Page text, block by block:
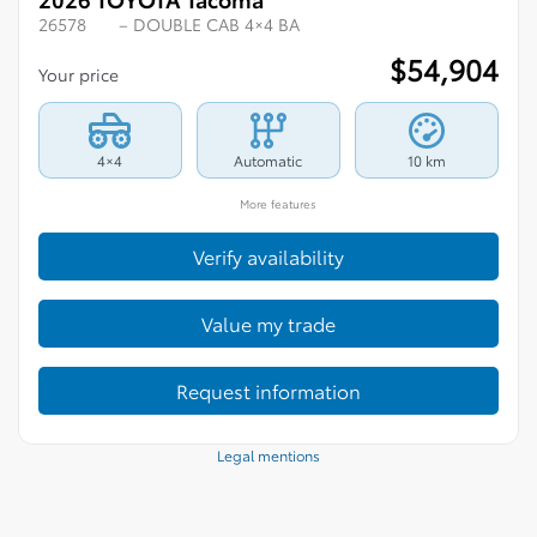
26578 – DOUBLE CAB 4×4 BA
Your price $54,904
4×4 Automatic 10 km
More features
Verify availability
Value my trade
Request information
Legal mentions